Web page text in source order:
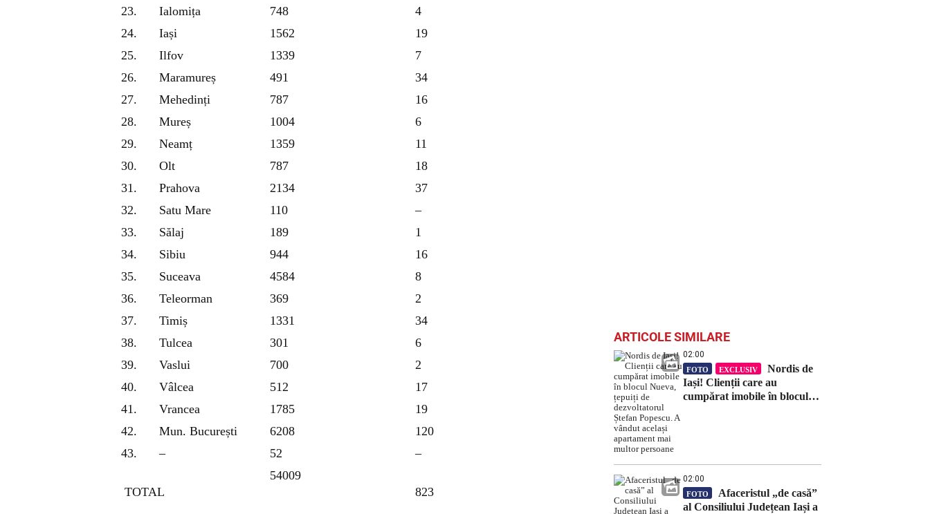
23.
Ialomița 748
4
24.
Iași 1562
19
25.
Ilfov 1339
7
26.
Maramureș 491
34
27.
Mehedinți 787
16
28.
Mureș 1004
6
29.
Neamț 1359
11
30.
Olt 787
18
31.
Prahova 2134
37
32.
Satu Mare 110
–
33.
Sălaj 189
1
34.
Sibiu 944
16
35.
Suceava 4584
8
36.
Teleorman 369
2
37.
Timiș 1331
34
38.
Tulcea 301
6
39.
Vaslui 700
2
40.
Vâlcea 512
17
41.
Vrancea 1785
19
42.
Mun. București 6208
120
43.
– 52 –
TOTAL
54009
823
ARTICOLE SIMILARE
02:00
FOTO EXCLUSIV
Nordis de
Iași! Clienții care au
cumpărat imobile în blocul
02:00
FOTO
Afaceristul „de casă”
al Consiliului Județean Iași a